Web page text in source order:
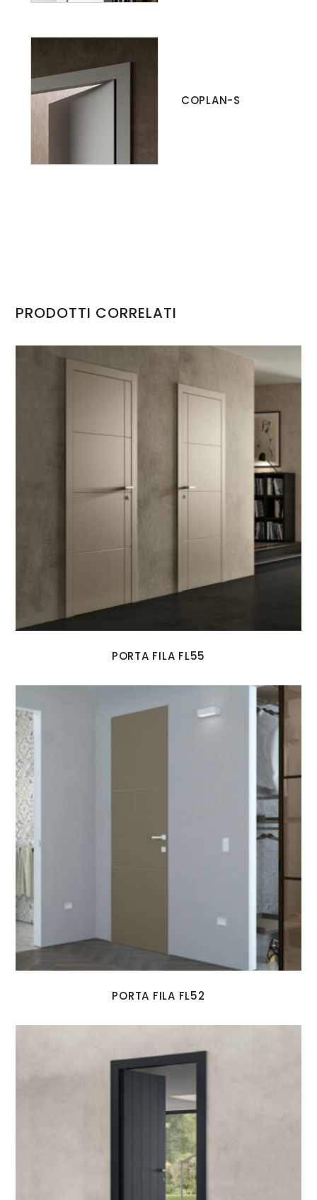
COPLAN-S
PRODOTTI CORRELATI
PORTA FILA FL55
PORTA FILA FL52